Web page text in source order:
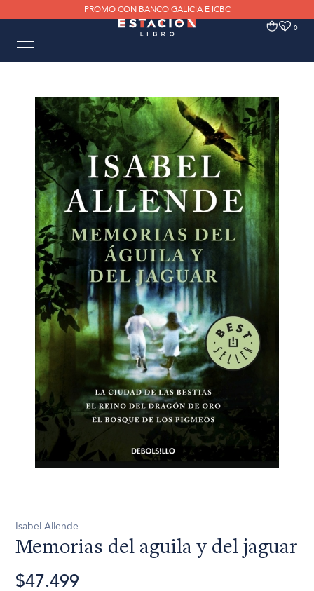
PROMO CON BANCO GALICIA E ICBC
0 0
Isabel Allende
Memorias del aguila y del jaguar
$47.499